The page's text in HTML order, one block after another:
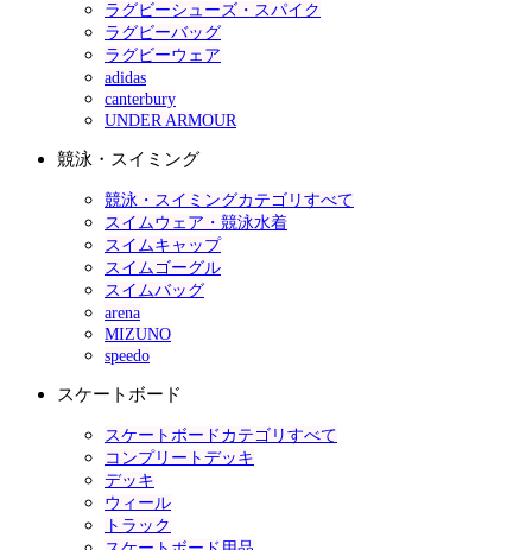
ラグビーシューズ・スパイク
ラグビーバッグ
ラグビーウェア
adidas
canterbury
UNDER ARMOUR
競泳・スイミング
競泳・スイミングカテゴリすべて
スイムウェア・競泳水着
スイムキャップ
スイムゴーグル
スイムバッグ
arena
MIZUNO
speedo
スケートボード
スケートボードカテゴリすべて
コンプリートデッキ
デッキ
ウィール
トラック